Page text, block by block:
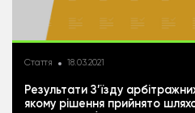
Стаття 18.03.2021
Результати З’їзду
якому рішення прийнято